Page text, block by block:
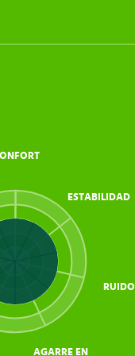
ESTABILIDAD
RUIDO
AGARRE EN